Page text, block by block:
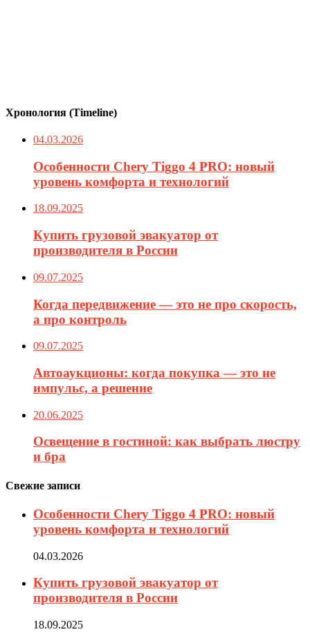
Хронология (Timeline)
04.03.2026
Особенности Chery Tiggo 4 PRO: новый
уровень комфорта и технологий
18.09.2025
Купить грузовой эвакуатор от
производителя в России
09.07.2025
Когда передвижение — это не про скорость,
а про контроль
09.07.2025
Автоаукционы: когда покупка — это не
импульс, а решение
20.06.2025
Освещение в гостиной: как выбрать люстру
и бра
Свежие записи
Особенности Chery Tiggo 4 PRO: новый
уровень комфорта и технологий
04.03.2026
Купить грузовой эвакуатор от
производителя в России
18.09.2025